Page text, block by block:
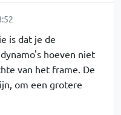
is dat je de
hoeven niet
van het frame. De
om een grotere